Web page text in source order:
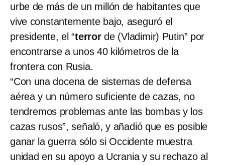
urbe de más de un millón de habitantes que
vive constantemente bajo, aseguró el
presidente, el “terrorde (Vladimir) Putin” por
encontrarse a unos 40 kilómetros de la
frontera con Rusia.
“Con una docena de sistemas de defensa
aérea y un número suficiente de cazas, no
tendremos problemas ante las bombas y los
cazas rusos”, señaló, y añadió que es posible
ganar la guerra sólo si Occidente muestra
unidad en su apoyo a Ucrania y su rechazo al